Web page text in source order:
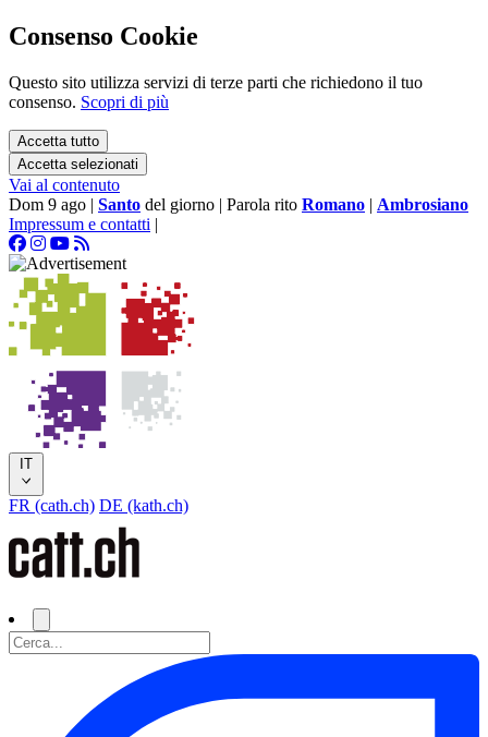
Consenso Cookie
Questo sito utilizza servizi di terze parti che richiedono il tuo
consenso. Scopri di più
Accetta tutto
Accetta selezionati
Vai al contenuto
Dom 9 ago | Santo del giorno | Parola rito Romano | Ambrosiano
Impressum e contatti |
IT
FR (cath.ch) DE (kath.ch)